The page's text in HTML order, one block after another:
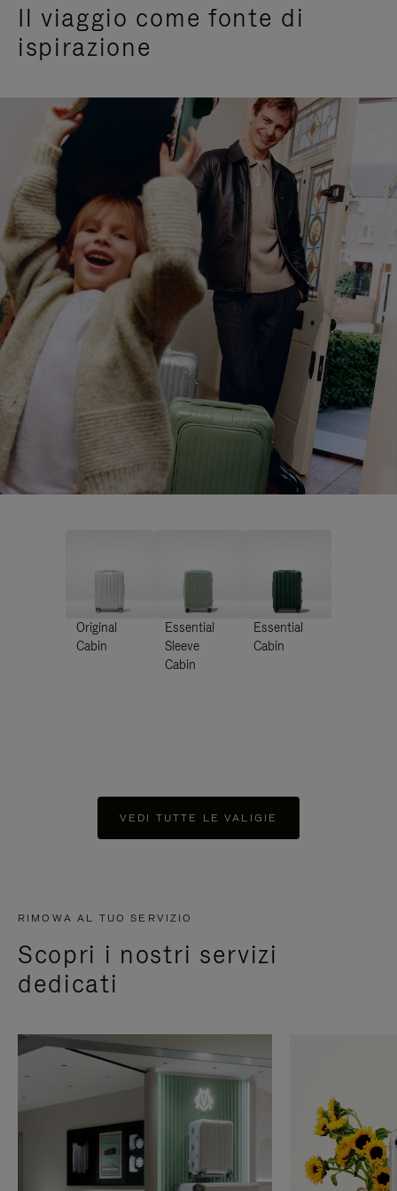
Il viaggio come fonte di
ispirazione
Original
Cabin
Essential
Sleeve
Cabin
Essential
Cabin
VEDI TUTTE LE VALIGIE
RIMOWA AL TUO SERVIZIO
Scopri i nostri servizi
dedicati